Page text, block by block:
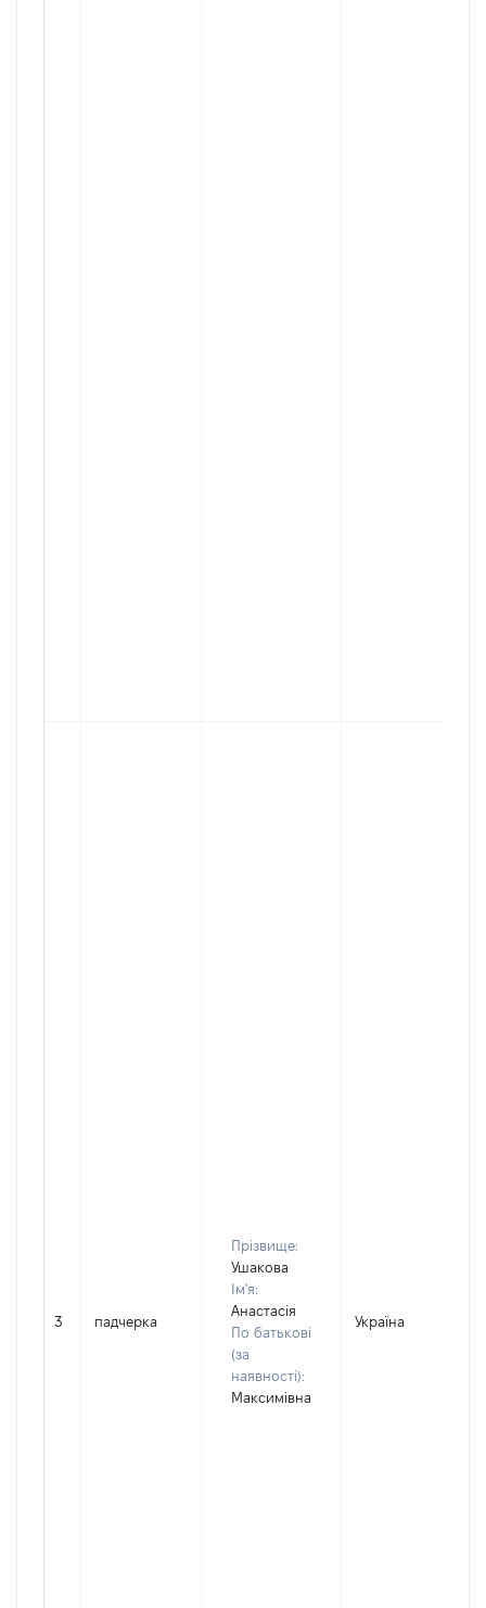
3 падчерка
Прізвище:
Ушакова
Ім'я:
Анастасія
По батькові
(за
наявності):
Максимівна
Україна